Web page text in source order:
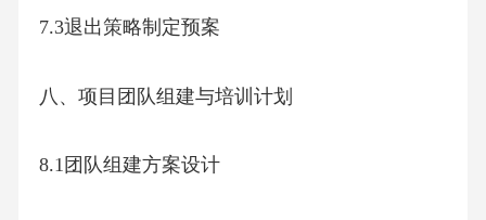
7.3退出策略制定预案
八、项目团队组建与培训计划
8.1团队组建方案设计